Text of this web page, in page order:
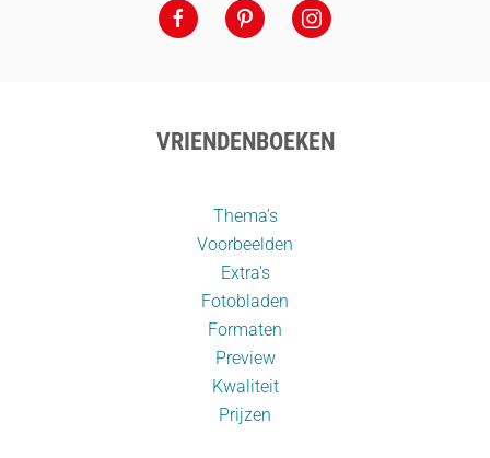
VRIENDENBOEKEN
Thema’s
Voorbeelden
Extra's
Fotobladen
Formaten
Preview
Kwaliteit
Prijzen